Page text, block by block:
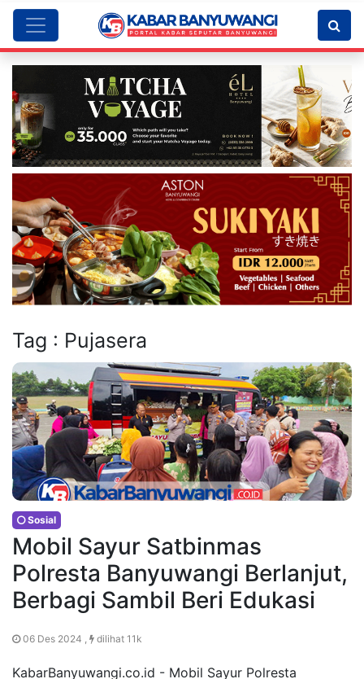
Tag : Pujasera
Sosial
Mobil Sayur Satbinmas
Polresta Banyuwangi Berlanjut,
Berbagi Sambil Beri Edukasi
06 Des 2024 , dilihat 11k
KabarBanyuwangi.co.id - Mobil Sayur Polresta